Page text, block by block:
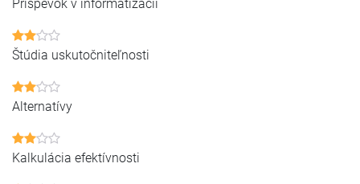
Príspevok v informatizácii
Štúdia uskutočniteľnosti
Alternatívy
Kalkulácia efektívnosti